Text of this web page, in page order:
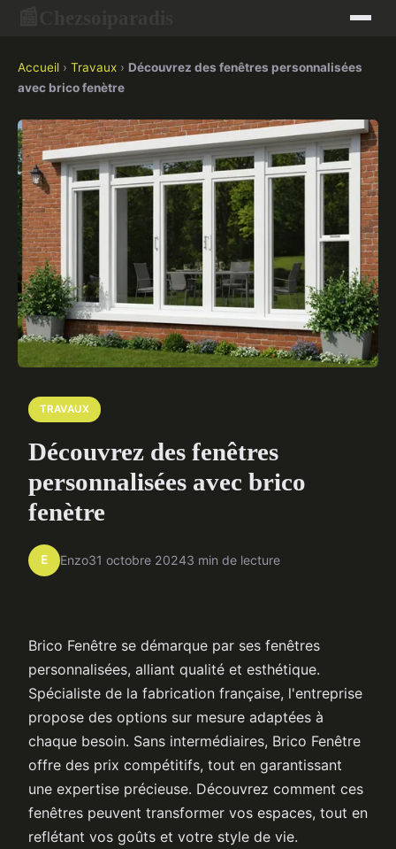
Accueil › Travaux › Découvrez des fenêtres personnalisées
avec brico fenètre
TRAVAUX
Découvrez des fenêtres
personnalisées avec brico
fenètre
E Enzo31 octobre 20243 min de lecture
Brico Fenêtre se démarque par ses fenêtres
personnalisées, alliant qualité et esthétique.
Spécialiste de la fabrication française, l'entreprise
propose des options sur mesure adaptées à
chaque besoin. Sans intermédiaires, Brico Fenêtre
offre des prix compétitifs, tout en garantissant
une expertise précieuse. Découvrez comment ces
fenêtres peuvent transformer vos espaces, tout en
reflétant vos goûts et votre style de vie.